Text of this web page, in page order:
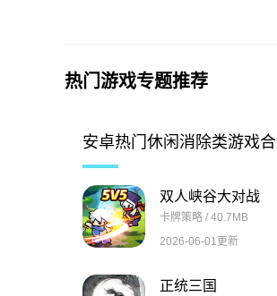
热门游戏专题推荐
安卓热门休闲消除类游戏
双人峡谷大对战
卡牌策略 / 40.7MB
2026-06-01更新
正统三国